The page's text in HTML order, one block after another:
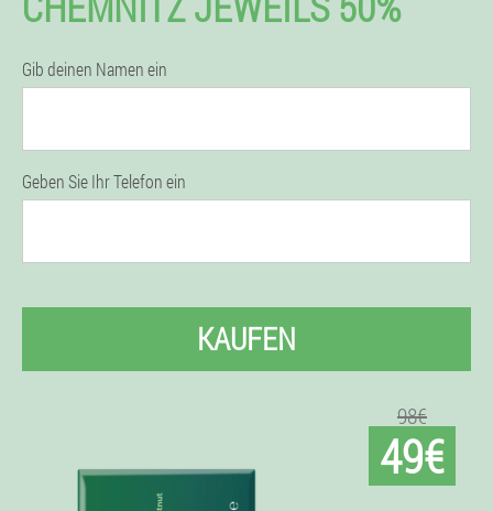
Gib deinen Namen ein
Geben Sie Ihr Telefon ein
KAUFEN
98€
49€